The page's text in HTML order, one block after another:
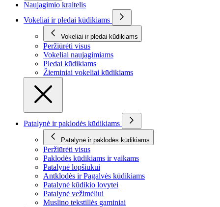
Naujagimio kraitelis
Vokeliai ir pledai kūdikiams
Vokeliai ir pledai kūdikiams
Peržiūrėti visus
Vokeliai naujagimiams
Pledai kūdikiams
Žieminiai vokeliai kūdikiams
Patalynė ir paklodės kūdikiams
Patalynė ir paklodės kūdikiams
Peržiūrėti visus
Paklodės kūdikiams ir vaikams
Patalynė lopšiukui
Antklodės ir Pagalvės kūdikiams
Patalynė kūdikio lovytei
Patalynė vežimėliui
Muslino tekstillės gaminiai